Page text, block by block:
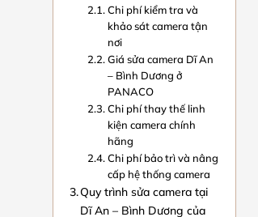
Chi phí kiểm tra và
khảo sát camera tận
nơi
Giá sửa camera Dĩ An
– Bình Dương ở
PANACO
Chi phí thay thế linh
kiện camera chính
hãng
Chi phí bảo trì và nâng
cấp hệ thống camera
Quy trình sửa camera tại
Dĩ An – Bình Dương của